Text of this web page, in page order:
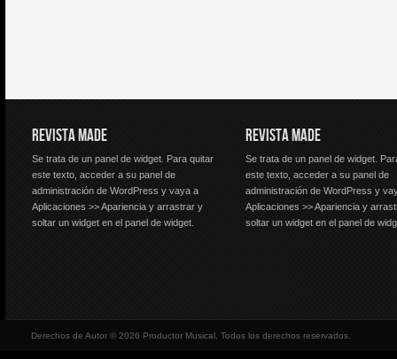
REVISTA MADE
Se trata de un panel de widget. Para quitar
este texto, acceder a su panel de
administración de WordPress y vaya a
Aplicaciones >> Apariencia y arrastrar y
soltar un widget en el panel de widget.
REVISTA MADE
Se trata de un panel de widget.
este texto, acceder a su panel de
administración de WordPress y
Aplicaciones >> Apariencia y
soltar un widget en el panel de
Derechos de Autor © 2026 Productor Musical, Todos los derechos reservados.